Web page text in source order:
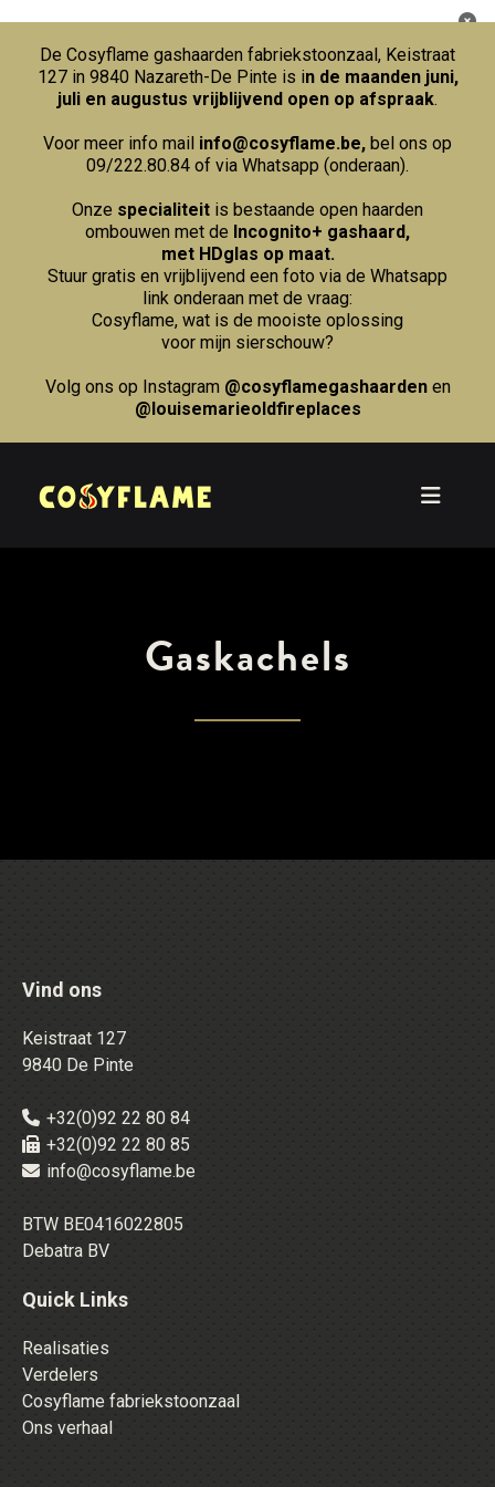
De Cosyflame gashaarden fabriekstoonzaal, Keistraat
127 in 9840 Nazareth-De Pinte is in de maanden juni,
juli en augustus vrijblijvend open op afspraak.
Voor meer info mail info@cosyflame.be, bel ons op
09/222.80.84 of via Whatsapp (onderaan).
Onze specialiteit is bestaande open haarden
ombouwen met de Incognito+ gashaard,
met HDglas op maat.
Stuur gratis en vrijblijvend een foto via de Whatsapp
link onderaan met de vraag:
Cosyflame, wat is de mooiste oplossing
voor mijn sierschouw?
Volg ons op Instagram @cosyflamegashaardenen
@louisemarieoldfireplaces
Gaskachels
Vind ons
Keistraat 127
9840 De Pinte
+32(0)92 22 80 84
+32(0)92 22 80 85
info@cosyflame.be
BTW BE0416022805
Debatra BV
Quick Links
Realisaties
Verdelers
Cosyflame fabriekstoonzaal
Ons verhaal